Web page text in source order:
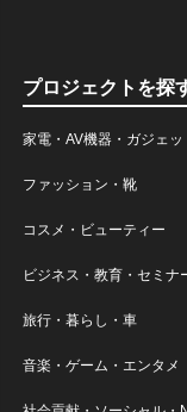
プロジェクトを探
家電・AV機器・ガジェッ
ファッション・靴
コスメ・ビューティー
ビジネス・教育・セミナ
旅行・暮らし・車
音楽・ゲーム・エンタメ